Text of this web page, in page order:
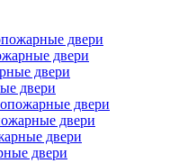
двери
двери
двери
двери